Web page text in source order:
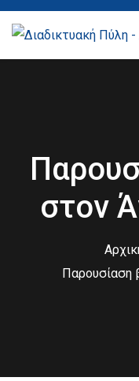
στον
Παρουσίαση